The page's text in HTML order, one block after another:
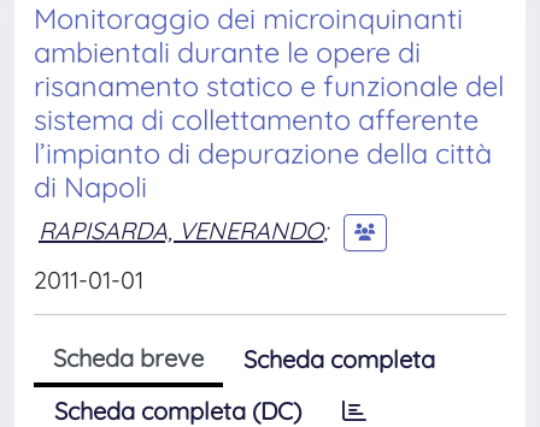
Monitoraggio dei microinquinanti
ambientali durante le opere di
risanamento statico e funzionale del
sistema di collettamento afferente
l’impianto di depurazione della città
di Napoli
RAPISARDA, VENERANDO;
2011-01-01
Scheda breve
Scheda completa
Scheda completa (DC)